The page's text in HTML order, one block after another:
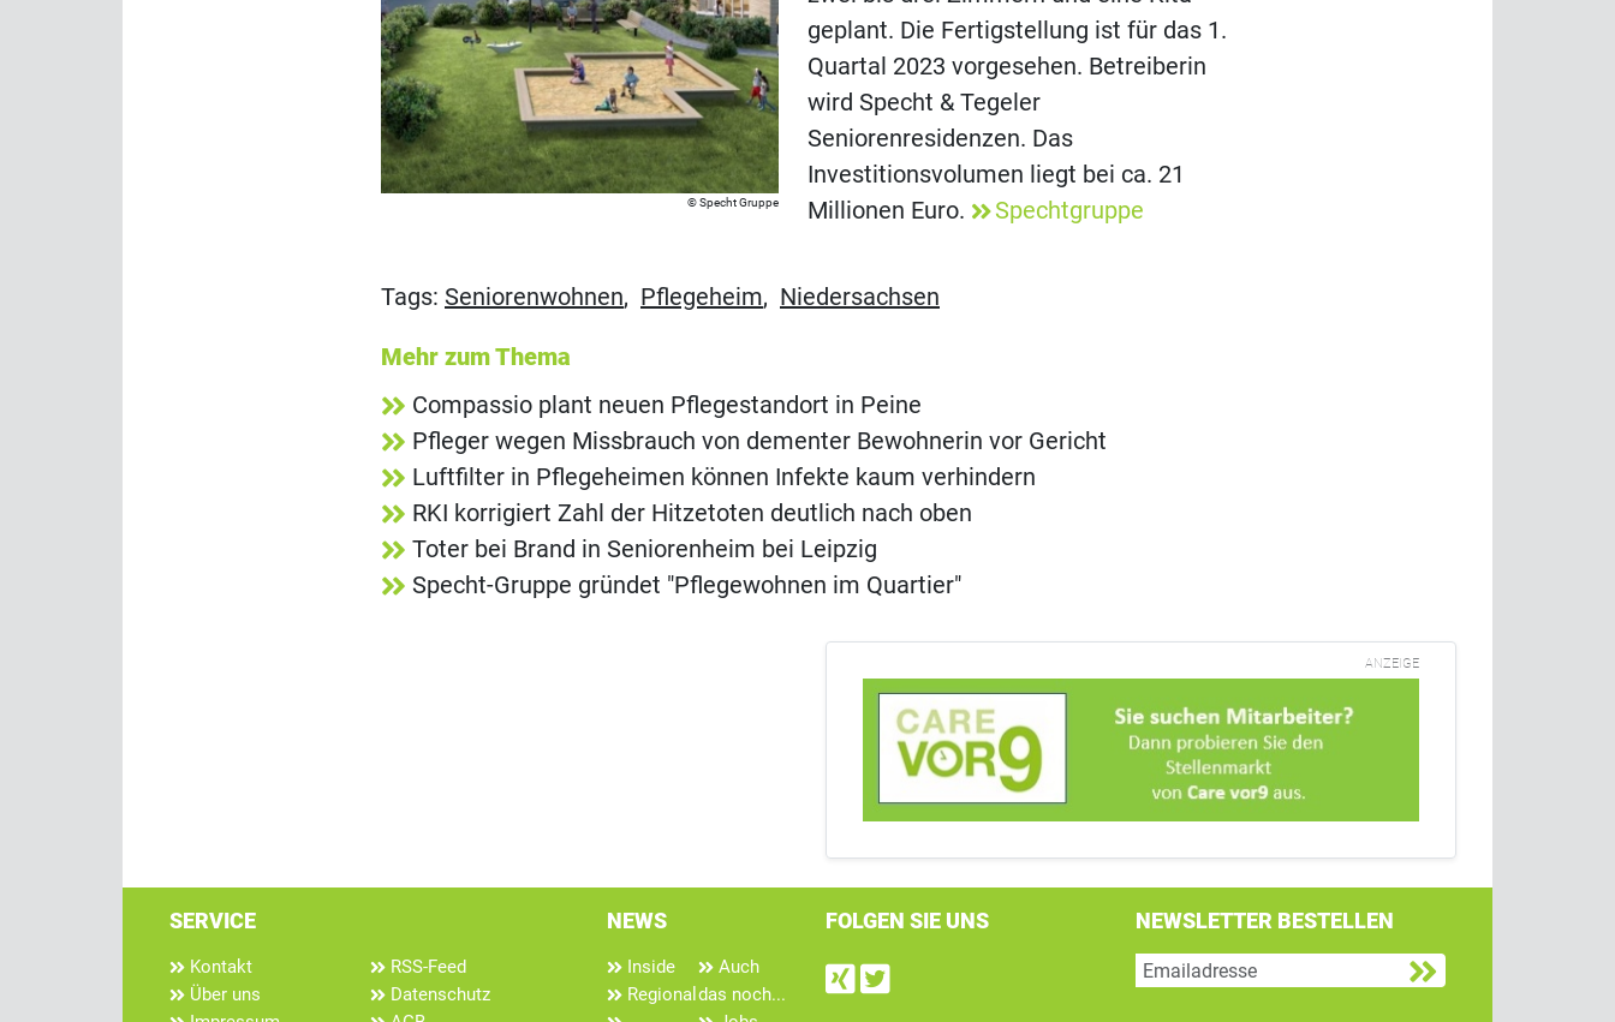
Specht Gruppe
geplant. Die Fertigstellung ist für das 1.
Quartal 2023 vorgesehen. Betreiberin
wird Specht & Tegeler
Seniorenresidenzen. Das
Investitionsvolumen liegt bei ca. 21
Millionen Euro.
Spechtgruppe
Tags: Seniorenwohnen, Pflegeheim, Niedersachsen
Mehr zum Thema
Compassio plant neuen Pflegestandort in Peine
Pfleger wegen Missbrauch von dementer Bewohnerin vor Gericht
Luftfilter in Pflegeheimen können Infekte kaum verhindern
RKI korrigiert Zahl der Hitzetoten deutlich nach oben
Toter bei Brand in Seniorenheim bei Leipzig
Specht-Gruppe gründet "Pflegewohnen im Quartier"
ANZEIGE
SERVICE
Kontakt
Über uns
RSS-Feed
Datenschutz
NEWS
Inside
Regional
Auch
das noch...
FOLGEN SIE UNS
Find us on Xing
Follow us on Twitter
NEWSLETTER BESTELLEN